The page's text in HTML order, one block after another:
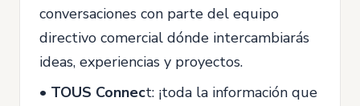
conversaciones con parte del equipo
directivo comercial dónde intercambiarás
ideas, experiencias y proyectos.
• TOUS Connect: ¡toda la información que